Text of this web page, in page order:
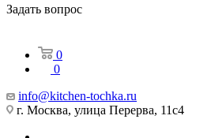
Задать вопрос
0
0
info@kitchen-tochka.ru
г. Москва, улица Перерва, 11с4